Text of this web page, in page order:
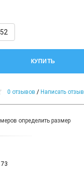
52
КУПИТЬ
0 отзывов / Написать отзыв
определить размер